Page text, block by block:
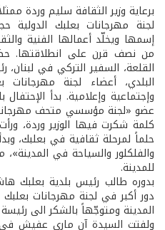
برعاية وزير الثقافة سليم وردة
لجنة مهرجانات بعلبك
إسمها ويخلّد أعمالها الفنية
من نصف قرن على انطلاقتها.
القلعة، السفير التركي في
البلدي، أعضاء لجنة مهرجانات
وإجتماعية وإعلامية. بدأ
عضو «لجنة مؤسسي متحف
كلمة شكرت فيها الوزير وردة،
حلماً لمرحلة ثقافية في بعلبك،
والفلكلور والسياحة في
للمدينة.
بدوره طالب رئيس بلدية بعلبك
دور أكبر في لجنة مهرجانات
المدينة ومتوجّهاً بالشكر الى
ولفتت السيدة آن ماري عفيش في